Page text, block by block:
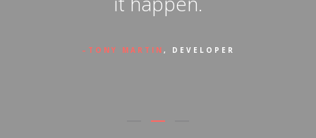
TONY MARTIN , DEVELOPER